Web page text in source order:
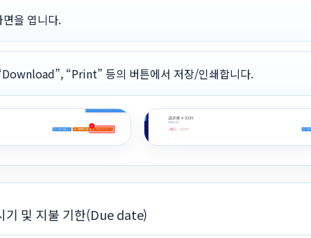
을 엽니다.
“Print” 등의 버튼에서 저장/인쇄합니다.
기 및 지불 기한(Due date)